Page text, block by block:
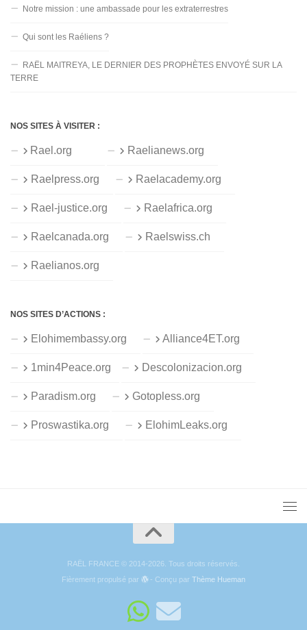
Notre mission : une ambassade pour les extraterrestres
Qui sont les Raéliens ?
RAËL MAITREYA, LE DERNIER DES PROPHÈTES ENVOYÉ SUR LA
TERRE
NOS SITES À VISITER :
Rael.org Raelianews.org
Raelpress.org Raelacademy.org
Rael-justice.org Raelafrica.org
Raelcanada.org Raelswiss.ch
Raelianos.org
NOS SITES D’ACTIONS :
Elohimembassy.org Alliance4ET.org
1min4Peace.org Descolonizacion.org
Paradism.org Gotopless.org
Proswastika.org ElohimLeaks.org
RAËL FRANCE © 2014-2026. Tous droits réservés.
Fièrement propulsé par
- Conçu parThème Hueman